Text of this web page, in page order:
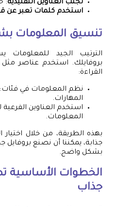
تجنب العناوين التقليدية:
استخدم كلمات تعبر عن
تنسيق المعلومات
الترتيب الجيد
بروفايلك. استخدم عناصر مثل
القراءة:
نظم المعلومات في فئات:
المهارات.
استخدم العناوين الفرعية
المعلومات.
بهذه الطريقة، من خلال اختيار
جذابة، يمكننا أن نصنع بروفايل
بشكل واضح.
الخطوات الأساسية
جذاب